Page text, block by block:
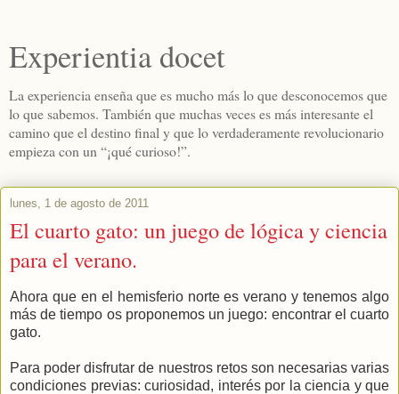
Experientia docet
La experiencia enseña que es mucho más lo que desconocemos que
lo que sabemos. También que muchas veces es más interesante el
camino que el destino final y que lo verdaderamente revolucionario
empieza con un “¡qué curioso!”.
lunes, 1 de agosto de 2011
El cuarto gato: un juego de lógica y ciencia
para el verano.
Ahora que en el hemisferio norte es verano y tenemos algo
más de tiempo os proponemos un juego: encontrar el cuarto
gato.
Para poder disfrutar de nuestros retos son necesarias varias
condiciones previas: curiosidad, interés por la ciencia y que